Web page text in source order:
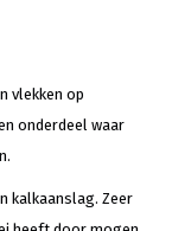
vlekken op
onderdeel waar
kalkaanslag. Zeer